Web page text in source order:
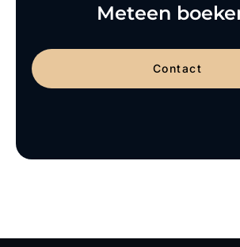
Meteen
Contact